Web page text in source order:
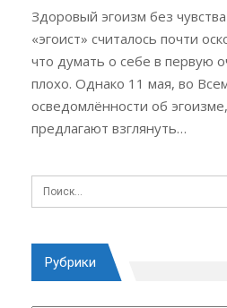
Здоровый эгоизм без
«эгоист» считалось почти
что думать о себе в первую
плохо. Однако 11 мая, во
осведомлённости об
предлагают взглянуть…
Рубрики